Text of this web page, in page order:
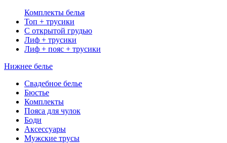
Комплекты белья
Топ + трусики
С открытой грудью
Лиф + трусики
Лиф + пояс + трусики
Нижнее белье
Свадебное белье
Бюстье
Комплекты
Пояса для чулок
Боди
Аксессуары
Мужские трусы